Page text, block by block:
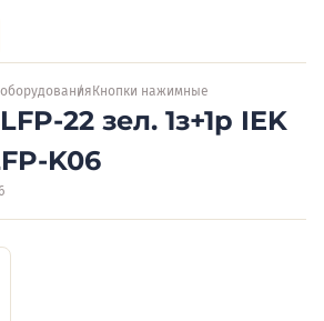
Кнопки нажимные
22 зел. 1з+1р IEK
K06